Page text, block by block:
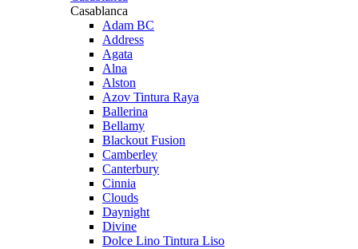
Casablanca
Adam BC
Address
Agata
Alna
Alston
Azov Tintura Raya
Ballerina
Bellamy
Blackout Fusion
Camberley
Canterbury
Cinnia
Clouds
Daynight
Divine
Dolce Lino Tintura Liso